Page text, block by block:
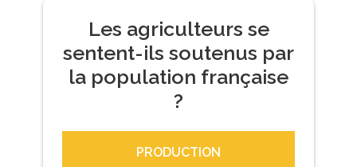
Les agriculteurs se
sentent-ils soutenus par
la population française
?
PRODUCTION